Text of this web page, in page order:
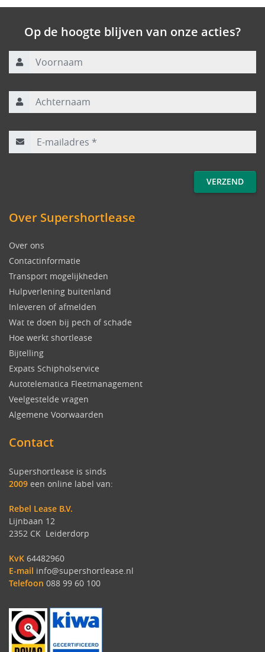
Op de hoogte blijven van onze acties?
Over Supershortlease
Over ons
Contactinformatie
Transport mogelijkheden
Hulpverlening buitenland
Inleveren of afmelden
Wat te doen bij pech of schade
Hoe werkt shortlease
Bijtelling
Expats Schipholservice
Autotelematica Fleetmanagement
Veelgestelde vragen
Algemene Voorwaarden
Contact
Supershortlease is sinds
2009 een online label van:
Rebel Lease B.V.
Lijnbaan 12
2352 CK Leiderdorp
KvK 64482960
E-mail info@supershortlease.nl
Telefoon 088 99 60 100